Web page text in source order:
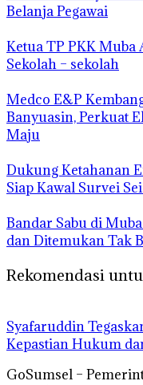
Belanja Pegawai
Ketua TP PKK Muba
Sekolah – sekolah
Medco E&P
Banyuasin, Perkuat
Maju
Dukung Ketahanan
Siap Kawal Survei
Bandar Sabu di
dan Ditemukan Tak
Rekomendasi
Syafaruddin
Kepastian Hukum
GoSumsel –